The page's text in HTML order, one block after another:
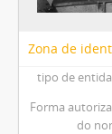
Zona de
tipo de
Forma
do